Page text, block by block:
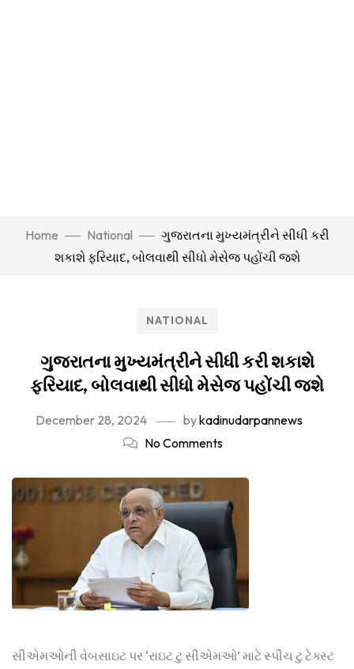
Home National
ગુજરાતના મુખ્યમંત્રીને સીધી કરી
શકાશે ફરિયાદ, બોલવાથી સીધો મેસેજ પહોંચી જશે
NATIONAL
ગુજરાતના મુખ્યમંત્રીને સીધી કરી શકાશે
ફરિયાદ, બોલવાથી સીધો મેસેજ પહોંચી જશે
December 28, 2024 bykadinudarpannews
No Comments
સીએમઓની વેબસાઇટ પર ‘રાઇટ ટુ સીએમઓ’ માટે સ્પીચ ટુ ટેક્સ્ટ